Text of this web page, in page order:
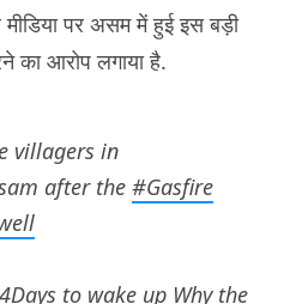
पर असम में हुई इस बड़ी
का आरोप लगाया है.
villagers in
after the #Gasfire
to wake up Why the